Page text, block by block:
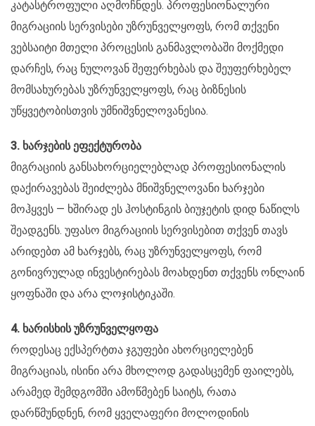
კატასტროფული აღმოჩნდეს. პროფესიონალური
მიგრაციის სერვისები უზრუნველყოფს, რომ თქვენი
ვებსაიტი მთელი პროცესის განმავლობაში მოქმედი
დარჩეს, რაც ნულოვან შეფერხებას და შეუფერხებელ
მომსახურებას უზრუნველყოფს, რაც ბიზნესის
უწყვეტობისთვის უმნიშვნელოვანესია.
3. ხარჯების ეფექტურობა
მიგრაციის განსახორციელებლად პროფესიონალის
დაქირავებას შეიძლება მნიშვნელოვანი ხარჯები
მოჰყვეს — ხშირად ეს ჰოსტინგის ბიუჯეტის დიდ ნაწილს
შეადგენს. უფასო მიგრაციის სერვისებით თქვენ თავს
არიდებთ ამ ხარჯებს, რაც უზრუნველყოფს, რომ
გონივრულად ინვესტირებას მოახდენთ თქვენს ონლაინ
ყოფნაში და არა ლოჯისტიკაში.
4. ხარისხის უზრუნველყოფა
როდესაც ექსპერტთა ჯგუფები ახორციელებენ
მიგრაციას, ისინი არა მხოლოდ გადასცემენ ფაილებს,
არამედ შემდგომში ამოწმებენ საიტს, რათა
დარწმუნდნენ, რომ ყველაფერი მოლოდინის